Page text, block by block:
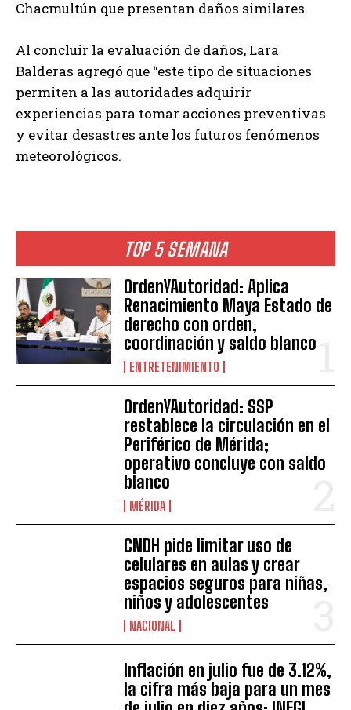
TOP 5 SEMANA
OrdenYAutoridad: Aplica
Renacimiento Maya Estado de
derecho con orden,
coordinación y saldo blanco
ENTRETENIMIENTO
OrdenYAutoridad: SSP
restablece la circulación en el
Periférico de Mérida;
operativo concluye con saldo
blanco
MÉRIDA
CNDH pide limitar uso de
celulares en aulas y crear
espacios seguros para niñas,
niños y adolescentes
NACIONAL
Inflación en julio fue de 3.12%,
la cifra más baja para un mes
Chacmultún que presentan daños similares.
Al concluir la evaluación de daños, Lara
Balderas agregó que “este tipo de situaciones
permiten a las autoridades adquirir
experiencias para tomar acciones preventivas
y evitar desastres ante los futuros fenómenos
meteorológicos.